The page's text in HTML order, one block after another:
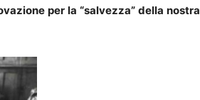
per la “salvezza” della nostra